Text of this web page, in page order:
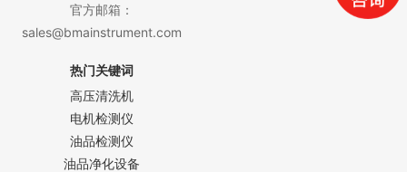
官方邮箱：
sales@bmainstrument.com
热门关键词
高压清洗机
电机检测仪
油品检测仪
油品净化设备